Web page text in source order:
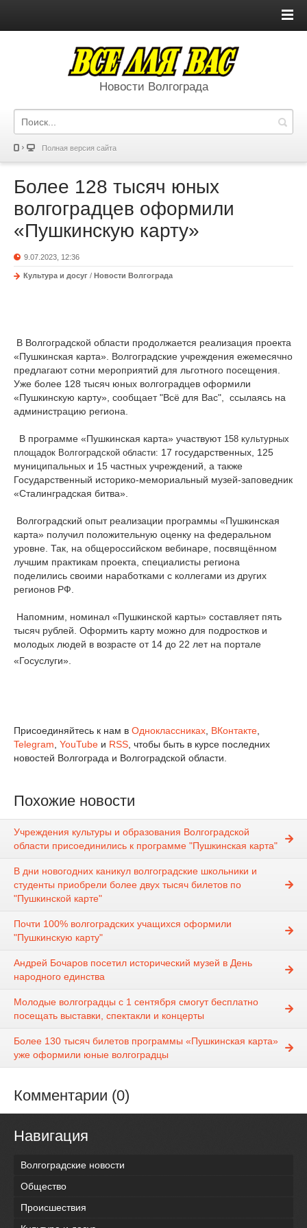
Новости Волгограда
Полная версия сайта
Более 128 тысяч юных
волгоградцев оформили
«Пушкинскую карту»
9.07.2023, 12:36
Культура и досуг / Новости Волгограда
В Волгоградской области продолжается реализация проекта
«Пушкинская карта». Волгоградские учреждения ежемесячно
предлагают сотни мероприятий для льготного посещения.
Уже более 128 тысяч юных волгоградцев оформили
«Пушкинскую карту», сообщает "Всё для Вас", ссылаясь на
администрацию региона.
В программе «Пушкинская карта» участвуют 158 культурных
площадок Волгоградской области: 17 государственных, 125
муниципальных и 15 частных учреждений, а также
Государственный историко-мемориальный музей-заповедник
«Сталинградская битва».
Волгоградский опыт реализации программы «Пушкинская
карта» получил положительную оценку на федеральном
уровне. Так, на общероссийском вебинаре, посвящённом
лучшим практикам проекта, специалисты региона
поделились своими наработками с коллегами из других
регионов РФ.
Напомним, номинал «Пушкинской карты» составляет пять
тысяч рублей. Оформить карту можно для подростков и
молодых людей в возрасте от 14 до 22 лет на портале
«Госуслуги».
Присоединяйтесь к нам в Одноклассниках ВКонтакте
Telegram YouTube и RSS , чтобы быть в курсе последних
новостей Волгограда и Волгоградской области.
Похожие новости
Учреждения культуры и образования Волгоградской
области присоединились к программе "Пушкинская карта"
В дни новогодних каникул волгоградские школьники и
студенты приобрели более двух тысяч билетов по
"Пушкинской карте"
Почти 100% волгоградских учащихся оформили
"Пушкинскую карту"
Андрей Бочаров посетил исторический музей в День
народного единства
Молодые волгоградцы с 1 сентября смогут бесплатно
посещать выставки, спектакли и концерты
Более 130 тысяч билетов программы «Пушкинская карта»
уже оформили юные волгоградцы
Комментарии (0)
Навигация
Волгоградские новости
Общество
Происшествия